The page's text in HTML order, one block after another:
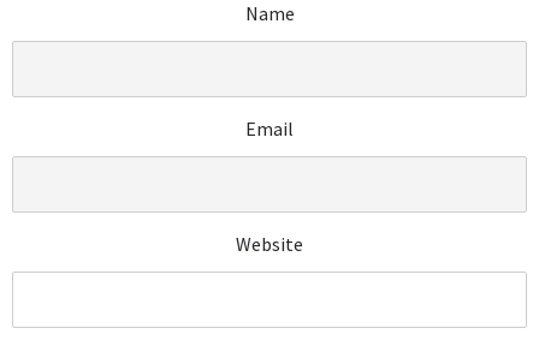
Name
Email
Website